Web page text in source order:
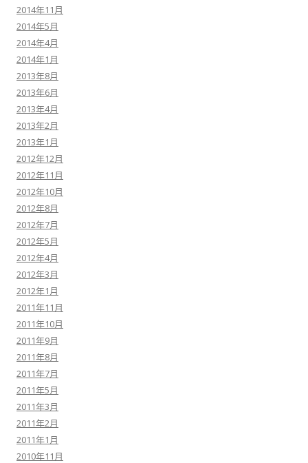
2014年11月
2014年5月
2014年4月
2014年1月
2013年8月
2013年6月
2013年4月
2013年2月
2013年1月
2012年12月
2012年11月
2012年10月
2012年8月
2012年7月
2012年5月
2012年4月
2012年3月
2012年1月
2011年11月
2011年10月
2011年9月
2011年8月
2011年7月
2011年5月
2011年3月
2011年2月
2011年1月
2010年11月